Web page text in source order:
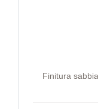
Finitura